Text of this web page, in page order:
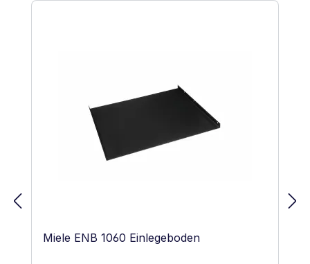
Produktgalerie überspringen
Miele ENB 1060 Einlegeboden